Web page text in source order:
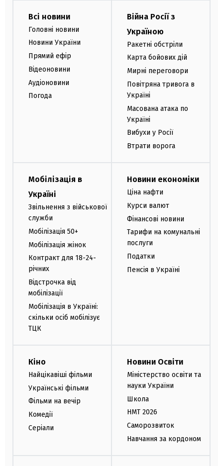
Всі новини
Головні новини
Новини України
Прямий ефір
Відеоновини
Аудіоновини
Погода
Війна Росії з
Україною
Ракетні обстріли
Карта бойових дій
Мирні переговори
Повітряна тривога в
Україні
Масована атака по
Україні
Вибухи у Росії
Втрати ворога
Мобілізація в
Україні
Звільнення з військової
служби
Мобілізація 50+
Мобілізація жінок
Контракт для 18-24-
річних
Відстрочка від
мобілізації
Мобілізація в Україні:
скільки осіб мобілізує
ТЦК
Новини економіки
Ціна нафти
Курси валют
Фінансові новини
Тарифи на комунальні
послуги
Податки
Пенсія в Україні
Кіно
Найцікавіші фільми
Українські фільми
Фільми на вечір
Комедії
Серіали
Новини Освіти
Міністерство освіти та
науки України
Школа
НМТ 2026
Саморозвиток
Навчання за кордоном